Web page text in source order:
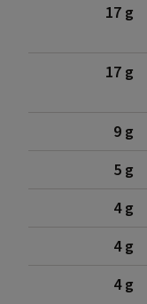
17 g
17 g
9 g
5 g
4 g
4 g
4 g